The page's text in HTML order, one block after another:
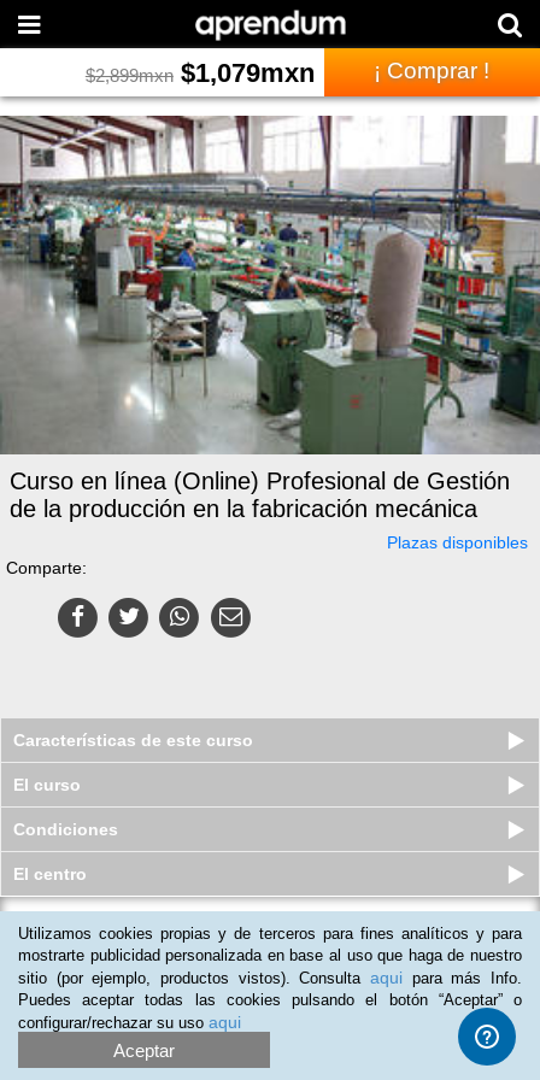
$2,899mxn $1,079mxn ¡ Comprar !
Curso en línea (Online) Profesional de Gestión
de la producción en la fabricación mecánica
Plazas disponibles
Comparte:
Características de este curso
El curso
Condiciones
El centro
Curso en línea (Online) de
Pastelería
Plazas disponibles
$980mxn $349mxn
Utilizamos cookies propias y de terceros para fines analíticos y para
mostrarte publicidad personalizada en base al uso que haga de nuestro
sitio (por ejemplo, productos vistos). Consulta aqui para más Info.
Puedes aceptar todas las cookies pulsando el botón “Aceptar” o
configurar/rechazar su uso aqui
Aceptar